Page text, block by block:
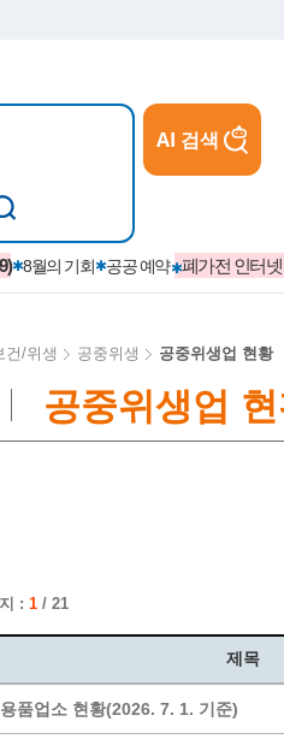
AI 검색
8월의 기회 공공 예약 폐가전 인터
플러스친구
시
법
설
발
지역경제활성화/
(
교
램 운영 현황
리 창출 지원사업
관
건/위생 공중위생 공중위생업 현황
공중위생업
: 1 / 21
제목
품업소 현황(2026. 7. 1. 기준)